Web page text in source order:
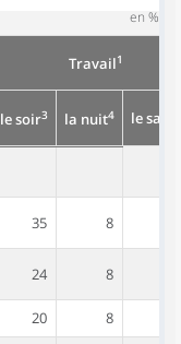
en %
Travail1
le soir3 la nuit4 le
35 8
24 8
20 8